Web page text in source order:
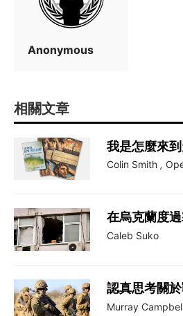
Anonymous
相關文章
我是怎麼來
Colin Smith ,
在烏克蘭度
Caleb Suko
認真思考關
Murray